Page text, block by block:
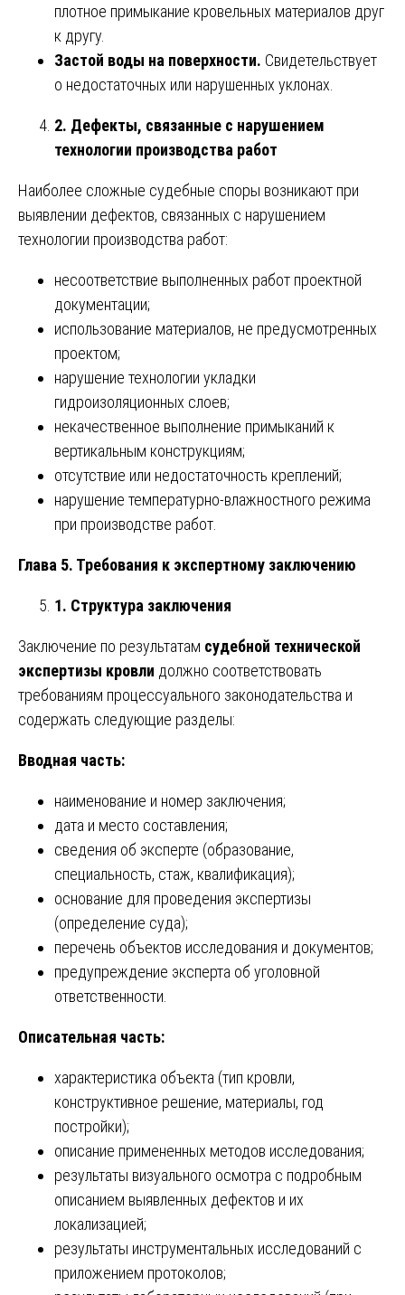
плотное примыкание кровельных материалов друг
к другу.
Застой воды на поверхности. Свидетельствует
о недостаточных или нарушенных уклонах.
2. Дефекты, связанные с нарушением
технологии производства работ
Наиболее сложные судебные споры возникают при
выявлении дефектов, связанных с нарушением
технологии производства работ:
несоответствие выполненных работ проектной
документации;
использование материалов, не предусмотренных
проектом;
нарушение технологии укладки
гидроизоляционных слоев;
некачественное выполнение примыканий к
вертикальным конструкциям;
отсутствие или недостаточность креплений;
нарушение температурно-влажностного режима
при производстве работ.
Глава 5. Требования к экспертному заключению
1. Структура заключения
Заключение по результатам судебной технической
экспертизы кровли должно соответствовать
требованиям процессуального законодательства и
содержать следующие разделы:
Вводная часть:
наименование и номер заключения;
дата и место составления;
сведения об эксперте (образование,
специальность, стаж, квалификация);
основание для проведения экспертизы
(определение суда);
перечень объектов исследования и документов;
предупреждение эксперта об уголовной
ответственности.
Описательная часть:
характеристика объекта (тип кровли,
конструктивное решение, материалы, год
постройки);
описание примененных методов исследования;
результаты визуального осмотра с подробным
описанием выявленных дефектов и их
локализацией;
результаты инструментальных исследований с
приложением протоколов;